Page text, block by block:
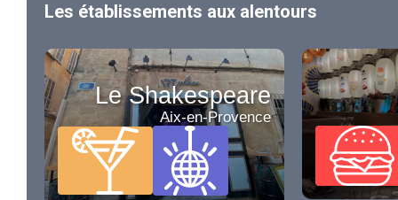
Les établissements aux alentours
Le Shakespeare
Aix-en-Provence